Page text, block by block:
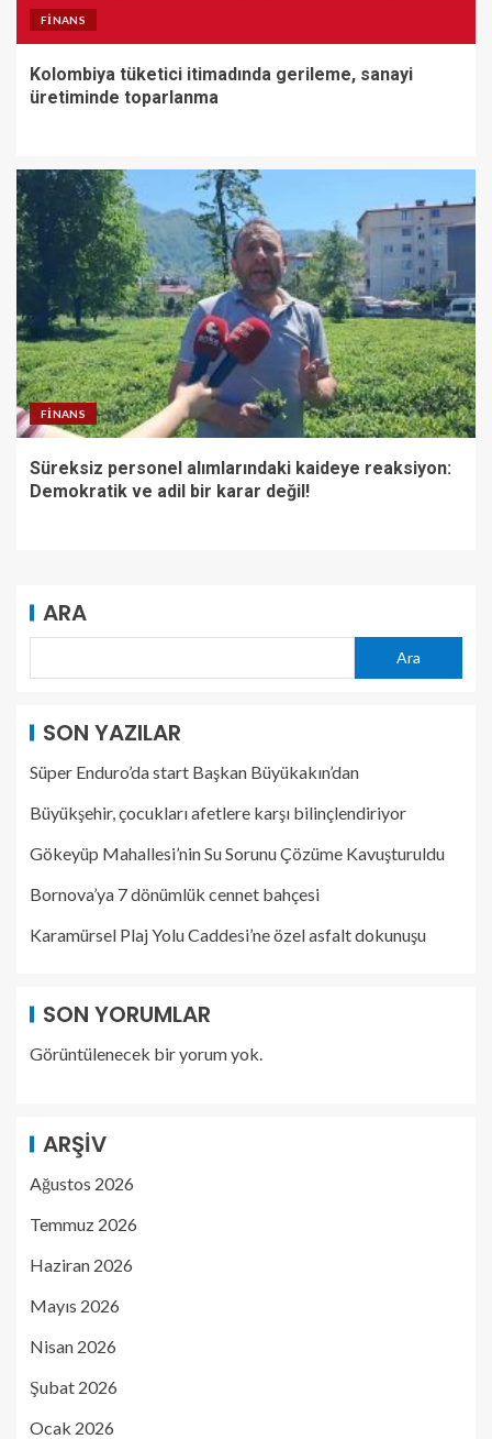
FINANS
Kolombiya tüketici itimadında gerileme, sanayi
üretiminde toparlanma
FINANS
Süreksiz personel alımlarındaki kaideye reaksiyon:
Demokratik ve adil bir karar değil!
ARA
Ara
SON YAZILAR
Süper Enduro’da start Başkan Büyükakın’dan
Büyükşehir, çocukları afetlere karşı bilinçlendiriyor
Gökeyüp Mahallesi’nin Su Sorunu Çözüme Kavuşturuldu
Bornova’ya 7 dönümlük cennet bahçesi
Karamürsel Plaj Yolu Caddesi’ne özel asfalt dokunuşu
SON YORUMLAR
Görüntülenecek bir yorum yok.
ARŞIV
Ağustos 2026
Temmuz 2026
Haziran 2026
Mayıs 2026
Nisan 2026
Şubat 2026
Ocak 2026